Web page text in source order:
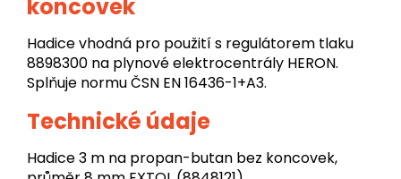
koncovek
Hadice vhodná pro použití s regulátorem tlaku
8898300 na plynové elektrocentrály HERON.
Splňuje normu ČSN EN 16436-1+A3.
Technické údaje
Hadice 3 m na propan-butan bez koncovek,